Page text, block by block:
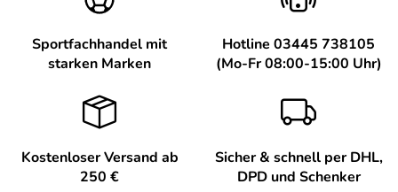
Verifizierte Bewertung
Sehr zufriedenstellende Ware. Superschnelle Lieferung,
kann die Firma nur weiterempfehlen.
Bewertungsdatum: 23.08.2014
Verifizierte Bewertung
keine Beanstandung, weiterzuempfehlen
Sportfachhandel mit
starken Marken
Hotline 03445 738105
(Mo-Fr 08:00-15:00 Uhr)
Kostenloser Versand ab
250 €
Sicher & schnell per DHL,
DPD und Schenker